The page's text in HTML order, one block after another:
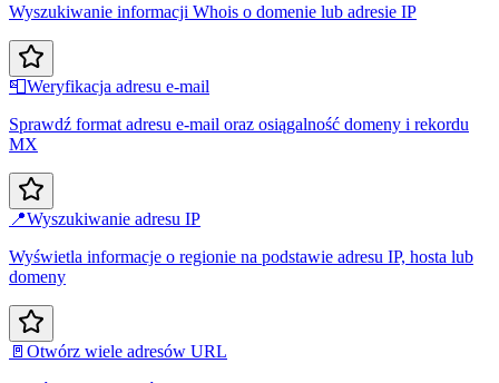
Wyszukiwanie informacji Whois o domenie lub adresie IP
📮Weryfikacja adresu e-mail
Sprawdź format adresu e-mail oraz osiągalność domeny i rekordu
MX
📍Wyszukiwanie adresu IP
Wyświetla informacje o regionie na podstawie adresu IP, hosta lub
domeny
🚪 Otwórz wiele adresów URL